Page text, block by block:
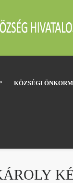
KÖZSÉGI